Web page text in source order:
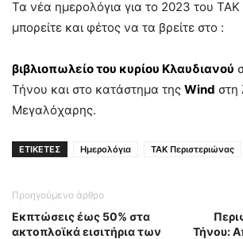
Τα νέα ημερολόγια για το 2023 του ΤΑΚ
μπορείτε και φέτος να τα βρείτε στο :
βιβλιοπωλείο του κυρίου Κλαυδιανού
Τήνου και στο κατάστημα της Wind
Μεγαλόχαρης.
ΕΤΙΚΕΤΕΣ Ημερολόγια ΤΑΚ Περιστεριώνας
Προηγούμενο άρθρο
Εκπτώσεις έως 50% στα
ακτοπλοϊκά εισιτήρια των
Τήνου: